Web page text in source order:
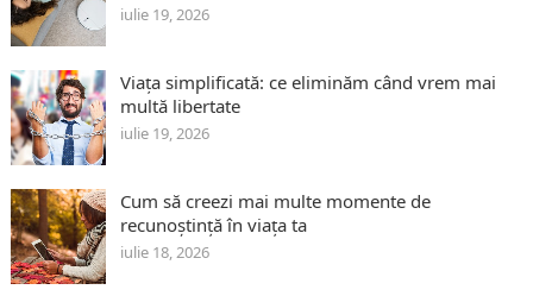
iulie 19, 2026
Viața simplificată: ce eliminăm când vrem mai
multă libertate
iulie 19, 2026
Cum să creezi mai multe momente de
recunoștință în viața ta
iulie 18, 2026